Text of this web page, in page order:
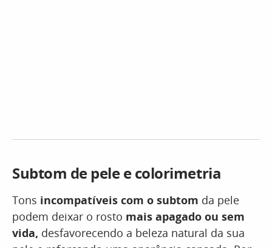
Subtom de pele e colorimetria
Tons incompatíveis com o subtom da pele
podem deixar o rosto mais apagado ou sem
vida, desfavorecendo a beleza natural da sua